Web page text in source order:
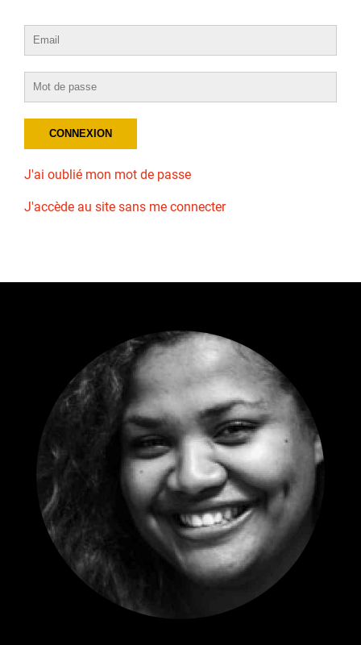
J'ai oublié mon mot de passe
J'accède au site sans me connecter